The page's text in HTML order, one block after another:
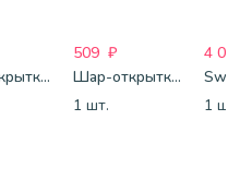
Шар-открытка "Сердце" (45 см) - 2
509 ₽
Шар-открытка "Звезда" (45 см) - 1
1 шт.
4 088
1 шт.